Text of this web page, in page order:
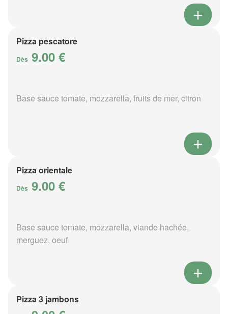
Pizza pescatore
Dès 9.00 €
Base sauce tomate, mozzarella, fruits de mer, citron
Pizza orientale
Dès 9.00 €
Base sauce tomate, mozzarella, viande hachée,
merguez, oeuf
Pizza 3 jambons